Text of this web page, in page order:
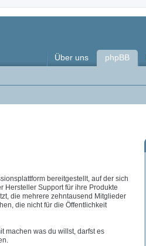
Über uns phpBB
bereitgestellt, auf der sich
Hersteller Support für ihre Produkte
die mehrere zehntausend Mitglieder
die nicht für die Öffentlichkeit
machen was du willst, darfst es